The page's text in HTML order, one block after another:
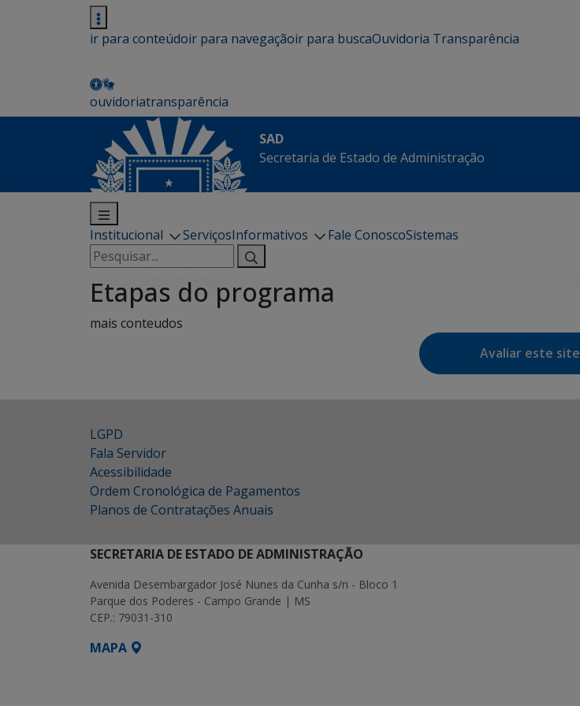
ir para conteúdoir para navegaçãoir para buscaOuvidoria Transparência
ouvidoriatransparência
SAD
Secretaria de Estado de Administração
Institucional ServiçosInformativos Fale ConoscoSistemas
Pesquisar
por:
Etapas do programa
mais conteudos
Avaliar este site
LGPD
Fala Servidor
Acessibilidade
Ordem Cronológica de Pagamentos
Planos de Contratações Anuais
SECRETARIA DE ESTADO DE ADMINISTRAÇÃO
Avenida Desembargador José Nunes da Cunha s/n - Bloco 1
Parque dos Poderes - Campo Grande | MS
CEP.: 79031-310
MAPA